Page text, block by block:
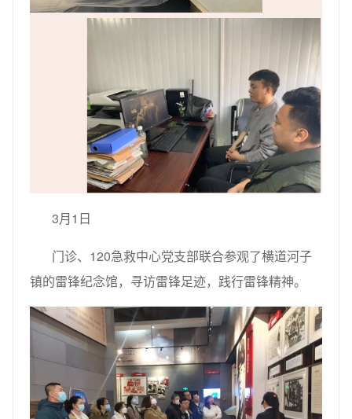
3月1日
门诊、120急救中心党支部联合参观了横道河子
镇的雷锋纪念馆，寻访雷锋足迹，践行雷锋精神。